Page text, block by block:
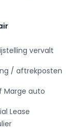
per vervalt
/ aftrekposten
Marge auto
Lease